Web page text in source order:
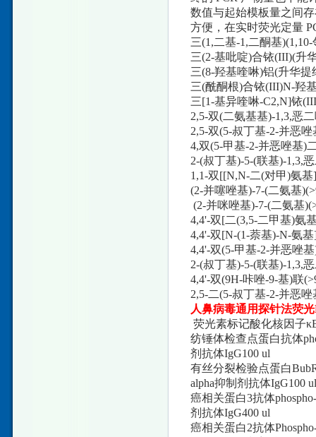
数值与起始模板量之间
方便，在实时荧光定量
三(1,二基-1,二酮基
三(2-基吡啶)合铱(III)(升
三(8-羟基喹啉)铝(升华提
三(酰酮根)合铱(III)N-羟
三[1-基异喹啉-C2,N]铱
2,5-双(二氨基基)-1,3,恶
2,5-双(5-叔丁基-2-并恶
4,双(5-甲基-2-并恶唑基)
2-(叔丁基)-5-(联基)-1,3,
1,1-双[[N,N-二(对甲)氨
(2-并噻唑基)-7-(二氨基
(2-并咪唑基)-7-(二氨基
4,4'-双[二(3,5-二甲基)氨
4,4'-双[N-(1-萘基)-N-氨
4,4'-双(5-甲基-2-并恶唑
2-(叔丁基)-5-(联基)-1,3,
4,4'-双(9H-咔唑-9-基)联
2,5-二(5-叔丁基-2-并恶
人鼻病毒通用探针法荧
荧光素标记酸化核因子
纺锤体检查点蛋白抗体
剂抗体IgG100 ul
有丝分裂检验点蛋白
alpha抑制剂抗体IgG100 ul
癌相关蛋白3抗体
剂抗体IgG400 ul
癌相关蛋白2抗体